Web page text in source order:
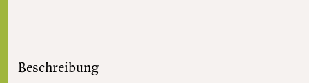
Beschreibung